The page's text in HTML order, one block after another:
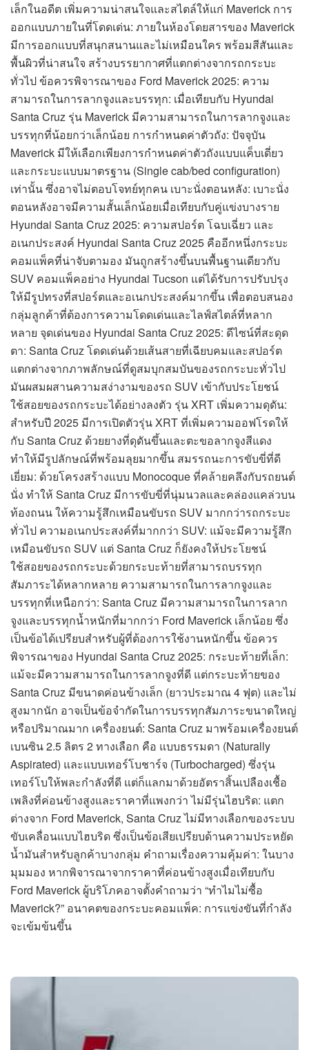
เล็กในอดีต เพิ่มความน่าสนใจและสไตล์ให้แก่ Maverick การ
ออกแบบภายในที่โดดเด่น: ภายในห้องโดยสารของ Maverick
มีการออกแบบที่สนุกสนานและไม่เหมือนใคร พร้อมสีสันและ
พื้นผิวที่น่าสนใจ สร้างบรรยากาศที่แตกต่างจากรถกระบะ
ทั่วไป ข้อควรพิจารณาของ Ford Maverick 2025: ความ
สามารถในการลากจูงและบรรทุก: เมื่อเทียบกับ Hyundai
Santa Cruz รุ่น Maverick มีความสามารถในการลากจูงและ
บรรทุกที่น้อยกว่าเล็กน้อย การกำหนดค่าตัวถัง: ปัจจุบัน
Maverick มีให้เลือกเพียงการกำหนดค่าตัวถังแบบแค็บเดี่ยว
และกระบะแบบมาตรฐาน (Single cab/bed configuration)
เท่านั้น ซึ่งอาจไม่ตอบโจทย์ทุกคน เบาะนั่งตอนหลัง: เบาะนั่ง
ตอนหลังอาจมีความสั้นเล็กน้อยเมื่อเทียบกับคู่แข่งบางราย
Hyundai Santa Cruz 2025: ความสปอร์ต โฉบเฉี่ยว และ
อเนกประสงค์ Hyundai Santa Cruz 2025 คืออีกหนึ่งกระบะ
คอมแพ็คที่น่าจับตามอง มันถูกสร้างขึ้นบนพื้นฐานเดียวกับ
SUV คอมแพ็คอย่าง Hyundai Tucson แต่ได้รับการปรับปรุง
ให้มีรูปทรงที่สปอร์ตและอเนกประสงค์มากขึ้น เพื่อตอบสนอง
กลุ่มลูกค้าที่ต้องการความโดดเด่นและไลฟ์สไตล์ที่หลาก
หลาย จุดเด่นของ Hyundai Santa Cruz 2025: ดีไซน์ที่สะดุด
ตา: Santa Cruz โดดเด่นด้วยเส้นสายที่เฉียบคมและสปอร์ต
แตกต่างจากภาพลักษณ์ที่ดูสมบุกสมบันของรถกระบะทั่วไป
มันผสมผสานความสง่างามของรถ SUV เข้ากับประโยชน์
ใช้สอยของรถกระบะได้อย่างลงตัว รุ่น XRT เพิ่มความดุดัน:
สำหรับปี 2025 มีการเปิดตัวรุ่น XRT ที่เพิ่มความออฟโรดให้
กับ Santa Cruz ด้วยยางที่ดุดันขึ้นและตะขอลากจูงสีแดง
ทำให้มีรูปลักษณ์ที่พร้อมลุยมากขึ้น สมรรถนะการขับขี่ที่ดี
เยี่ยม: ด้วยโครงสร้างแบบ Monocoque ที่คล้ายคลึงกับรถยนต์
นั่ง ทำให้ Santa Cruz มีการขับขี่ที่นุ่มนวลและคล่องแคล่วบน
ท้องถนน ให้ความรู้สึกเหมือนขับรถ SUV มากกว่ารถกระบะ
ทั่วไป ความอเนกประสงค์ที่มากกว่า SUV: แม้จะมีความรู้สึก
เหมือนขับรถ SUV แต่ Santa Cruz ก็ยังคงให้ประโยชน์
ใช้สอยของรถกระบะด้วยกระบะท้ายที่สามารถบรรทุก
สัมภาระได้หลากหลาย ความสามารถในการลากจูงและ
บรรทุกที่เหนือกว่า: Santa Cruz มีความสามารถในการลาก
จูงและบรรทุกน้ำหนักที่มากกว่า Ford Maverick เล็กน้อย ซึ่ง
เป็นข้อได้เปรียบสำหรับผู้ที่ต้องการใช้งานหนักขึ้น ข้อควร
พิจารณาของ Hyundai Santa Cruz 2025: กระบะท้ายที่เล็ก:
แม้จะมีความสามารถในการลากจูงที่ดี แต่กระบะท้ายของ
Santa Cruz มีขนาดค่อนข้างเล็ก (ยาวประมาณ 4 ฟุต) และไม่
สูงมากนัก อาจเป็นข้อจำกัดในการบรรทุกสัมภาระขนาดใหญ่
หรือปริมาณมาก เครื่องยนต์: Santa Cruz มาพร้อมเครื่องยนต์
เบนซิน 2.5 ลิตร 2 ทางเลือก คือ แบบธรรมดา (Naturally
Aspirated) และแบบเทอร์โบชาร์จ (Turbocharged) ซึ่งรุ่น
เทอร์โบให้พละกำลังที่ดี แต่ก็แลกมาด้วยอัตราสิ้นเปลืองเชื้อ
เพลิงที่ค่อนข้างสูงและราคาที่แพงกว่า ไม่มีรุ่นไฮบริด: แตก
ต่างจาก Ford Maverick, Santa Cruz ไม่มีทางเลือกของระบบ
ขับเคลื่อนแบบไฮบริด ซึ่งเป็นข้อเสียเปรียบด้านความประหยัด
น้ำมันสำหรับลูกค้าบางกลุ่ม คำถามเรื่องความคุ้มค่า: ในบาง
มุมมอง หากพิจารณาจากราคาที่ค่อนข้างสูงเมื่อเทียบกับ
Ford Maverick ผู้บริโภคอาจตั้งคำถามว่า “ทำไมไม่ซื้อ
Maverick?” อนาคตของกระบะคอมแพ็ค: การแข่งขันที่กำลัง
จะเข้มข้นขึ้น